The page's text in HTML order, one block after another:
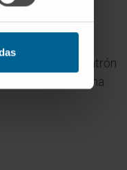
tasa de
en el patrón
crece con extrema